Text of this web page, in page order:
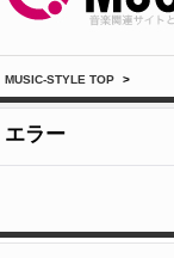
MUSIC-STYLE TOP >
エラー